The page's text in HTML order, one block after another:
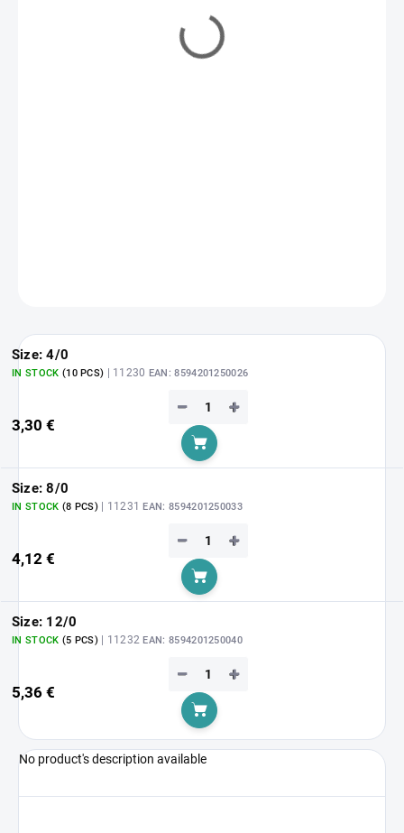
Size: 4/0
IN STOCK (10 PCS) | 11230 EAN: 8594201250026
3,30 €
+
−
Add to cart
Size: 8/0
IN STOCK (8 PCS) | 11231EAN: 8594201250033
4,12 €
+
−
Add to cart
Size: 12/0
IN STOCK (5 PCS) | 11232EAN: 8594201250040
5,36 €
+
−
Add to cart
No product's description available